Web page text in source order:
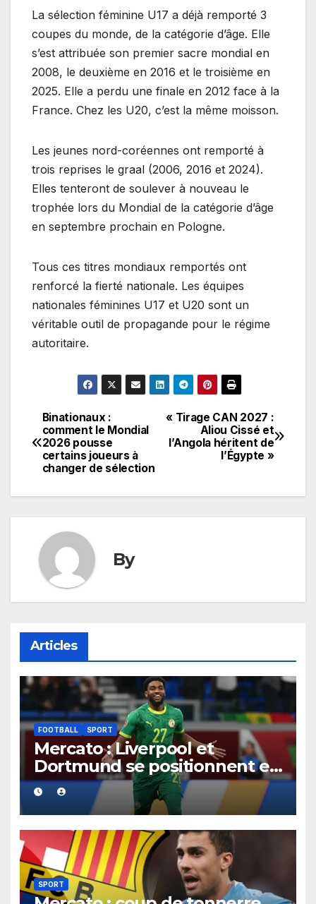
La sélection féminine U17 a déjà remporté 3
coupes du monde, de la catégorie d’âge. Elle
s’est attribuée son premier sacre mondial en
2008, le deuxième en 2016 et le troisième en
2025. Elle a perdu une finale en 2012 face à la
France. Chez les U20, c’est la même moisson.
Les jeunes nord-coréennes ont remporté à
trois reprises le graal (2006, 2016 et 2024).
Elles tenteront de soulever à nouveau le
trophée lors du Mondial de la catégorie d’âge
en septembre prochain en Pologne.
Tous ces titres mondiaux remportés ont
renforcé la fierté nationale. Les équipes
nationales féminines U17 et U20 sont un
véritable outil de propagande pour le régime
autoritaire.
Navigation
de
l’article
« Tirage CAN 2027 :
Aliou Cissé et
l’Angola héritent de
l’Égypte »
Binationaux :
comment le Mondial
2026 pousse
certains joueurs à
changer de sélection
By
Articles
FOOTBALL SPORT
Mercato : Liverpool et
Dortmund se positionnent en
favoris pour recruter Ibrahim
Mbaye
SPORT